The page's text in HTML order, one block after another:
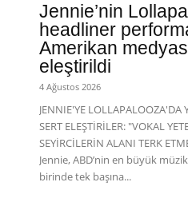
Jennie’nin
headliner
Amerikan
eleştirildi
4 Ağustos 2026
JENNIE'YE LOLLAPALOOZA'DA
SERT ELEŞTİRİLER: "VOKAL
SEYİRCİLERİN ALANI TERK
Jennie, ABD’nin en büyük
birinde tek başına...